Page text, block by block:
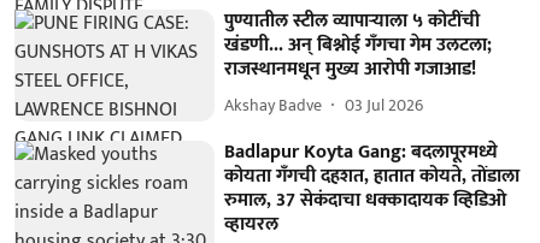
पुण्यातील स्टील व्यापाऱ्याला ५ कोटींची
खंडणी... अन् बिश्नोई गँगचा गेम उलटला;
राजस्थानमधून मुख्य आरोपी गजाआड!
Akshay Badve 03 Jul 2026
Badlapur Koyta Gang: बदलापूरमध्ये
कोयता गँगची दहशत, हातात कोयते, तोंडाला
रुमाल, 37 सेकंदाचा धक्कादायक व्हिडिओ
व्हायरल